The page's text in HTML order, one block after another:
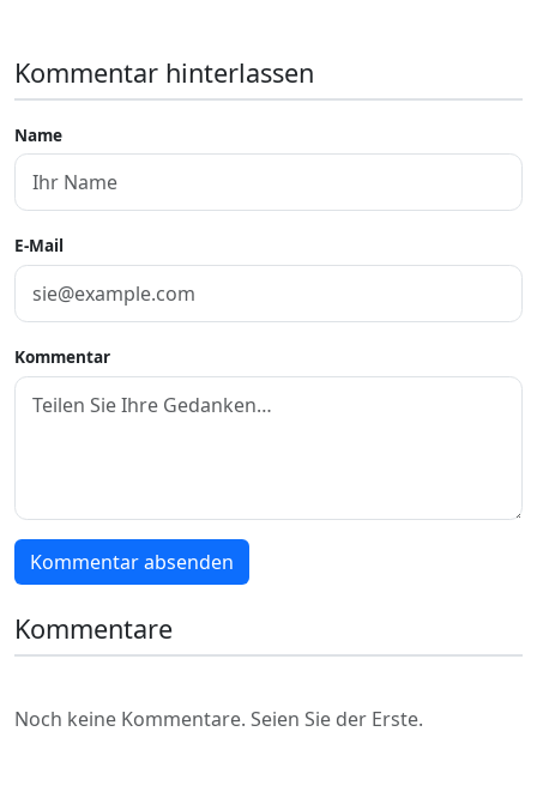
Kommentar hinterlassen
Name
E-Mail
Kommentar
Kommentar absenden
Kommentare
Noch keine Kommentare. Seien Sie der Erste.